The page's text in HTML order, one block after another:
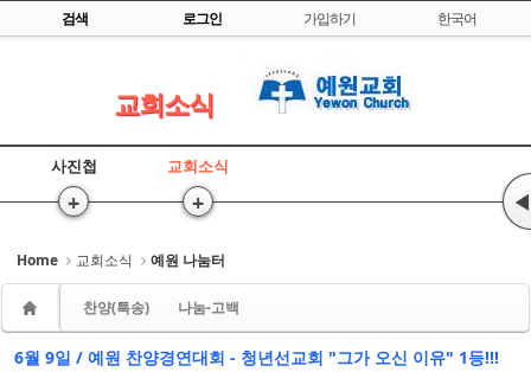
Skip to content
검색 로그인 가입하기 한국어
교회소식
사진첩
+
교회소식
+ ◀
Home 교회소식 예원 나눔터
찬양(특송) 나눔-고백
6월 9일 / 예원 찬양경연대회 - 청년선교회 "그가 오신 이유" 1등!!!
Sketchbook5, 스케치북5
Sketchbook5, 스케치북5